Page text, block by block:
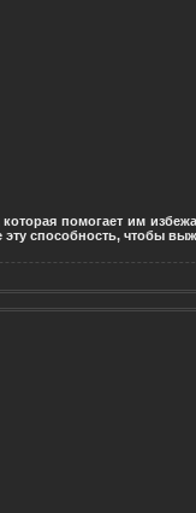
помогает им
эту способность, чтобы